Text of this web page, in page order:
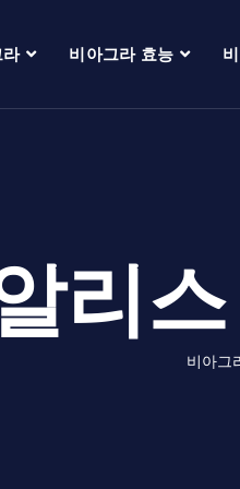
비아그라 효능
리
비아그